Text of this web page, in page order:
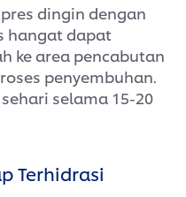
dingin dengan
hangat dapat
ke area pencabutan
penyembuhan.
selama 15-20
Terhidrasi